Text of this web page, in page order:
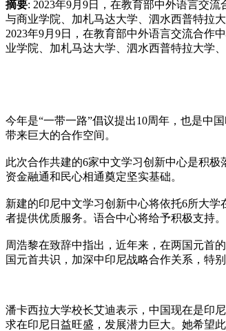
摘要: 2023年9月9日，在教育部中外语言交
与商业学院、加札马达大学、泗水西普特拉
2023年9月9日，在教育部中外语言交流合作
业学院、加札马达大学、泗水西普特拉大学
今年是“一带一路”倡议提出10周年，也是中
带来巨大的合作空间。
此次合作共建的6家中文学习创新中心是积
资金融通和民心相通奠定坚实基础。
新建的印尼中文学习创新中心将依托6所大
者提供优质服务。语合中心将给予积极支持。
周浩黎在致辞中指出，近年来，在两国元首
国元首共识，加深中印尼战略合作关系，特
潘卡西拉大学校长艾迪表示，中国现在是印
求在印尼日益旺盛，发展潜力巨大。她希望